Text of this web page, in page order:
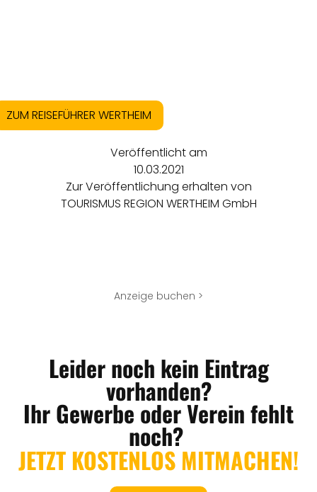
ZUM REISEFÜHRER WERTHEIM
Veröffentlicht am
10.03.2021
Zur Veröffentlichung erhalten von
TOURISMUS REGION WERTHEIM GmbH
Anzeige buchen >
Leider noch kein Eintrag
vorhanden?
Ihr Gewerbe oder Verein fehlt
noch?
JETZT KOSTENLOS MITMACHEN!